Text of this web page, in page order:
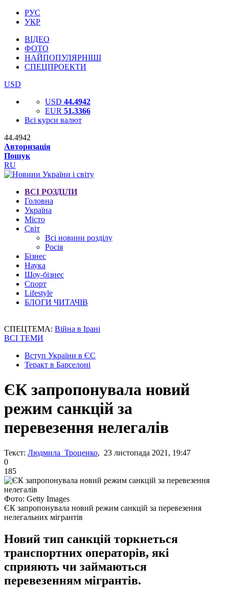
РУС
УКР
ВІДЕО
ФОТО
НАЙПОПУЛЯРНІШІ
СПЕЦПРОЕКТИ
USD
USD 44.4942
EUR 51.3366
Всі курси валют
44.4942
Авторизація
Пошук
RU
ВСІ РОЗДІЛИ
Головна
Україна
Місто
Світ
Всі новини розділу
Росія
Бізнес
Наука
Шоу-бізнес
Спорт
Lifestyle
БЛОГИ ЧИТАЧІВ
СПЕЦТЕМА: Війна в Ірані
ВСІ ТЕМИ
Вступ України в ЄС
Теракт в Барселоні
ЄК запропонувала новий
режим санкцій за
перевезення нелегалів
Текст: Людмила Троценко, 23 листопада 2021, 19:47
0
185
Фото: Getty Images
ЄК запропонувала новий режим санкцій за перевезення
нелегальних мігрантів
Новий тип санкцій торкнеться
транспортних операторів, які
сприяють чи займаються
перевезенням мігрантів.